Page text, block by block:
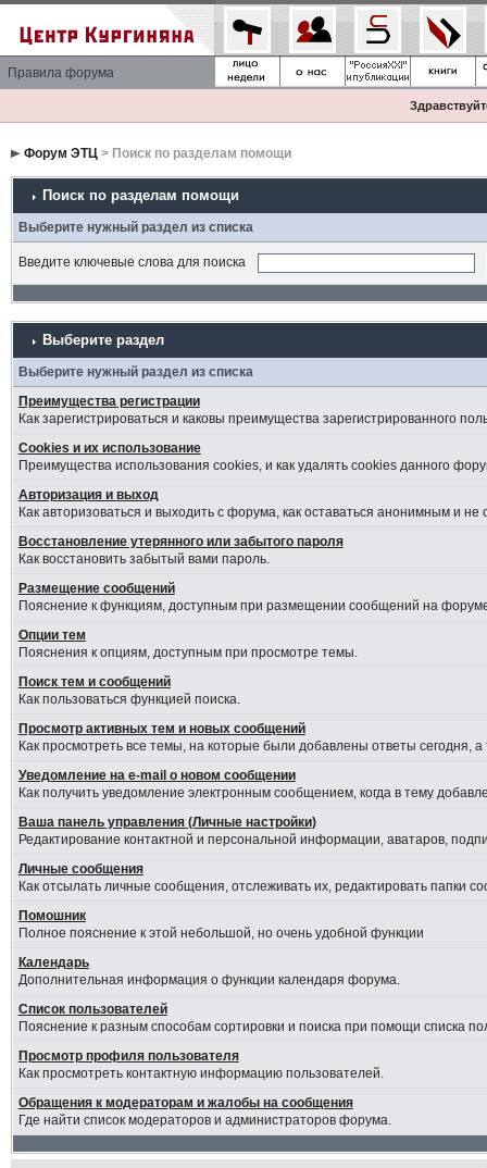
Правила форума
Форум ЭТЦ> Поиск по разделам помощи
Поиск по разделам помощи
Выберите нужный раздел из списка
Введите ключевые слова для поиска
Выберите раздел
Выберите нужный раздел из списка
Преимущества регистрации
Как зарегистрироваться и каковы преимущества зарегистрированного
Cookies и их использование
Преимущества использования cookies, и как удалять cookies данного
Авторизация и выход
Как авторизоваться и выходить с форума, как оставаться анонимным и
Восстановление утерянного или забытого пароля
Как восстановить забытый вами пароль.
Размещение сообщений
Пояснение к функциям, доступным при размещении сообщений на
Опции тем
Пояснения к опциям, доступным при просмотре темы.
Поиск тем и сообщений
Как пользоваться функцией поиска.
Просмотр активных тем и новых сообщений
Как просмотреть все темы, на которые были добавлены ответы сегодня,
Уведомление на е-mail о новом сообщении
Как получить уведомление электронным сообщением, когда в тему
Ваша панель управления (Личные настройки)
Редактирование контактной и персональной информации, аватаров,
Личные сообщения
Как отсылать личные сообщения, отслеживать их, редактировать папки
Помошник
Полное пояснение к этой небольшой, но очень удобной функции
Календарь
Дополнительная информация о функции календаря форума.
Список пользователей
Пояснение к разным способам сортировки и поиска при помощи списка
Просмотр профиля пользователя
Как просмотреть контактную информацию пользователей.
Обращения к модераторам и жалобы на сообщения
Где найти список модераторов и администраторов форума.